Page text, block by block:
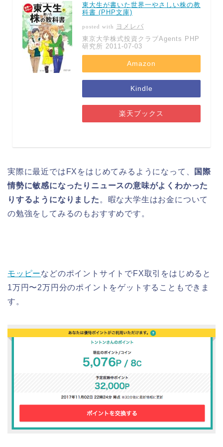
東大生が書いた世界一やさしい株の教
科書 (PHP文庫)
posted with
ヨメレバ
東京大学株式投資クラブAgents PHP
研究所 2011-07-03
Amazon
Kindle
楽天ブックス
実際に最近ではFXをはじめてみるようになって、
国際
情勢に敏感になったりニュースの意味がよくわかった
りするようになりました 。暇な大学生はお金について
の勉強をしてみるのもおすすめです。
モッピーなどのポイントサイトでFX取引をはじめると
1万円〜2万円分のポイントをゲットすることもできま
す。